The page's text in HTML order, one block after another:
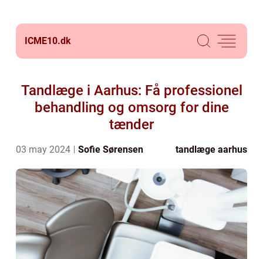
ICME10.dk
Tandlæge i Aarhus: Få professionel
behandling og omsorg for dine
tænder
03 may 2024 Sofie Sørensen tandlæge aarhus